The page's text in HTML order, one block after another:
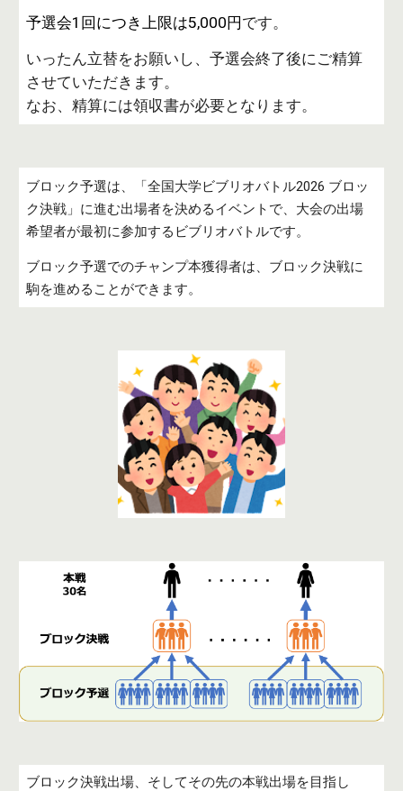
予選会1回につき上限は5,000円 です。
いったん立替をお願いし、予選会終了後にご精算
させていただきます。
なお、精算には領収書が必要となります。
ブロック予選は、 「全国大学ビブリオバトル2026 ブロッ
ク決戦」に進む出場者を決めるイベントで、大会の出場
希望者が最初に参加するビブリオバトルです。
ブロック予選でのチャンプ本獲得者は、ブロック決戦に
駒を進めることができます。
ブロック決戦出場、そしてその先の本戦出場を目指し